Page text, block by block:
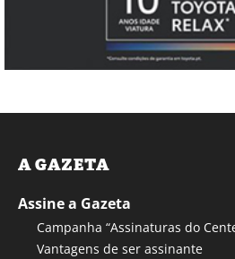
A GAZETA
Assine a Gazeta
Campanha “Assinaturas do
Vantagens de ser assinante